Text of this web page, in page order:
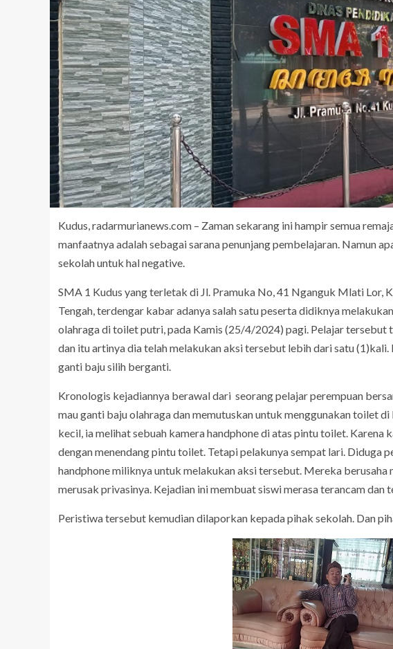
Kudus, radarmurianews.com – Zaman sekarang ini hampir semua
manfaatnya adalah sebagai sarana penunjang pembelajaran. Namun
sekolah untuk hal negative.
SMA 1 Kudus yang terletak di Jl. Pramuka No, 41 Nganguk Mlati Lor,
Tengah, terdengar kabar adanya salah satu peserta didiknya
olahraga di toilet putri, pada Kamis (25/4/2024) pagi. Pelajar tersebut
dan itu artinya dia telah melakukan aksi tersebut lebih dari satu
ganti baju silih berganti.
Kronologis kejadiannya berawal dari seorang pelajar perempuan
mau ganti baju olahraga dan memutuskan untuk menggunakan toilet di
kecil, ia melihat sebuah kamera handphone di atas pintu toilet.
dengan menendang pintu toilet. Tetapi pelakunya sempat lari. Diduga
handphone miliknya untuk melakukan aksi tersebut. Mereka berusaha
merusak privasinya. Kejadian ini membuat siswi merasa terancam dan
Peristiwa tersebut kemudian dilaporkan kepada pihak sekolah. Dan